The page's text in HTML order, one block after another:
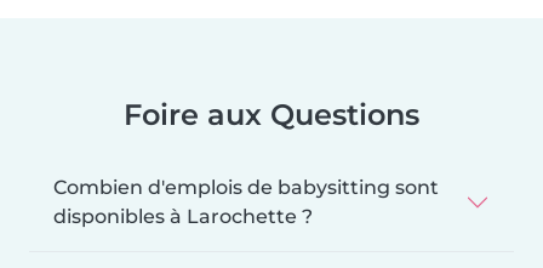
Foire aux Questions
Combien d'emplois de babysitting sont
disponibles à Larochette ?